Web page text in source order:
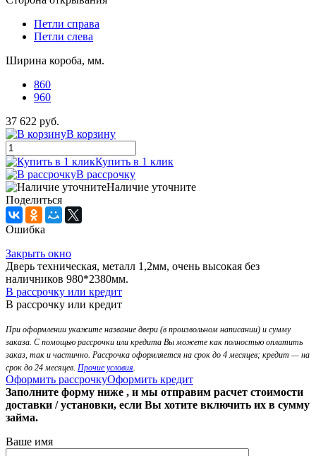
Петли справа
Петли слева
Ширина короба, мм.
860
960
37 622 руб.
В корзину
Купить в 1 клик
В рассрочку
Наличие уточните
Поделиться
Ошибка
Закрыть окно
Дверь техническая, металл 1,2мм, очень высокая без
наличников 980*2380мм.
В рассрочку или кредит
В рассрочку или кредит
При оформлении укажите название двери (в произвольном написании) и сумму
заказа. С помощью рассрочки или кредита Вы можете как полностью оплатить
заказ, так и частично. Рассрочка оформляется на срок до 4 месяцев; кредит — на
срок до 24 месяцев. Прочие условия.
Оформить рассрочкуОформить кредит
Заполните форму ниже , и мы отправим расчет стоимости
доставки / установки, если Вы хотите включить их в сумму
займа.
Ваше имя